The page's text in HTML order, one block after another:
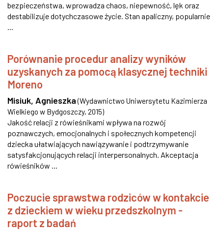
bezpieczeństwa, wprowadza chaos, niepewność, lęk oraz
destabilizuje dotychczasowe życie. Stan apaliczny, popularnie
...
Porównanie procedur analizy wyników
uzyskanych za pomocą klasycznej techniki
Moreno
Misiuk, Agnieszka (Wydawnictwo Uniwersytetu Kazimierza
Wielkiego w Bydgoszczy, 2015)
Jakość relacji z rówieśnikami wpływa na rozwój
poznawczych, emocjonalnych i społecznych kompetencji
dziecka ułatwiających nawiązywanie i podtrzymywanie
satysfakcjonujących relacji interpersonalnych. Akceptacja
rówieśników ...
Poczucie sprawstwa rodziców w kontakcie
z dzieckiem w wieku przedszkolnym -
raport z badań